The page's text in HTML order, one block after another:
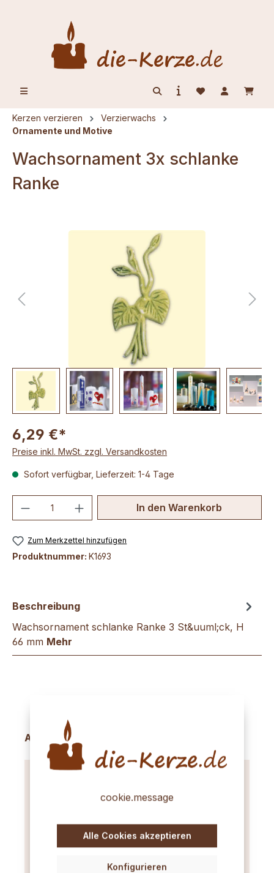
Kerzen verzieren
Verzierwachs
Ornamente und Motive
Wachsornament 3x schlanke
Ranke
6,29 €*
Preise inkl. MwSt. zzgl. Versandkosten
Sofort verfügbar, Lieferzeit: 1-4 Tage
Produkt Anzahl: Gib denIn den Warenkorb
Zum Merkzettel hinzufügen
Produktnummer: K1693
Beschreibung
Wachsornament schlanke Ranke 3 St&uuml;ck, H
66 mm Mehr
Produktgalerie überspringen
Accessory Items
cookie.message
Konfigurieren
Alle Cookies akzeptieren